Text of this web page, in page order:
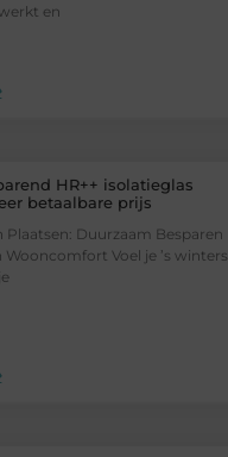
en
HR++ isolatieglas
betaalbare prijs
Plaatsen: Duurzaam Besparen
Wooncomfort Voel je ’s winters